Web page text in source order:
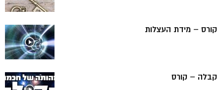
קורס – מידת העצלות
קבלה – קורס